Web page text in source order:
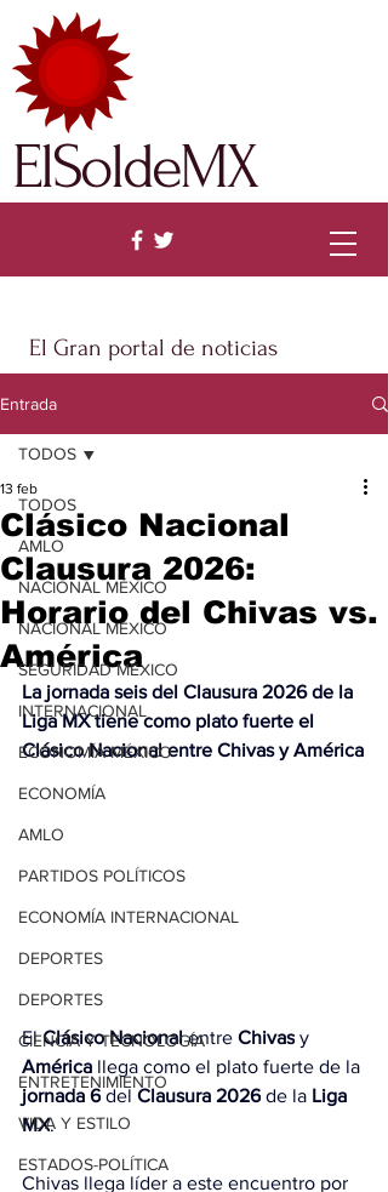
El Gran portal de noticias
ElSoldeMX
Entrada
TODOS
AMLO
NACIONAL MÉXICO
NACIONAL MÉXICO
SEGURIDAD MÉXICO
INTERNACIONAL
ECONOMÍA MÉXICO
ECONOMÍA
AMLO
PARTIDOS POLÍTICOS
ECONOMÍA INTERNACIONAL
DEPORTES
DEPORTES
CIENCIA Y TECNOLOGÍA
ENTRETENIMIENTO
VIDA Y ESTILO
ESTADOS-POLÍTICA
TODOS
Clásico Nacional
Clausura 2026:
Horario del Chivas vs.
América
13 feb
La jornada seis del Clausura 2026 de la
Liga MX tiene como plato fuerte el
Clásico Nacional entre Chivas y América
El Clásico Nacional entre Chivas y
América llega como el plato fuerte de la
jornada 6 del Clausura 2026 de la Liga
MX.
Chivas llega líder a este encuentro por